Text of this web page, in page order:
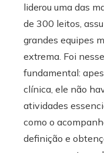
liderou uma das
de 300 leitos,
grandes equipes
extrema. Foi
fundamental:
clínica, ele não
atividades
como o
definição e